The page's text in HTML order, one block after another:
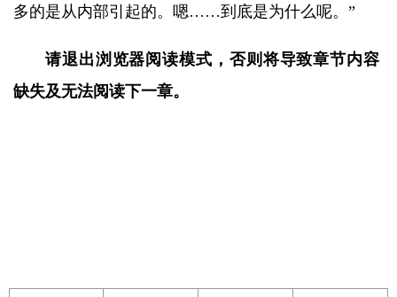
多的是从内部引起的。嗯……到底是为什么呢。”
请退出浏览器阅读模式，否则将导致章节内容
缺失及无法阅读下一章。